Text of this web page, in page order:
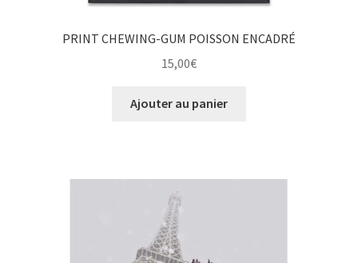
PRINT CHEWING-GUM POISSON ENCADRÉ
15,00€
Ajouter au panier